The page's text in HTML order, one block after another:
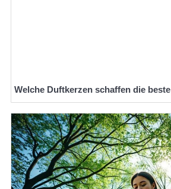
Welche Duftkerzen schaffen die